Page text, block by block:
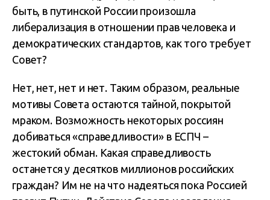
быть, в путинской России произошла
либерализация в отношении прав человека и
демократических стандартов, как того требует
Совет?
Нет, нет, нет и нет. Таким образом, реальные
мотивы Совета остаются тайной, покрытой
мраком. Возможность некоторых россиян
добиваться «справедливости» в ЕСПЧ –
жестокий обман. Какая справедливость
останется у десятков миллионов российских
граждан? Им не на что надеяться пока Россией